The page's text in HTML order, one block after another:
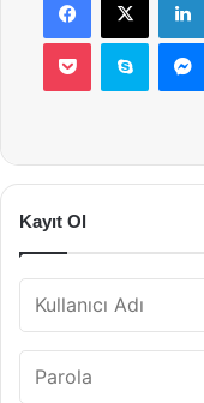
Pocket Skype
Kayıt Ol